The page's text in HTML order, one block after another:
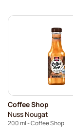
Coffee Shop
Nuss Nougat
200 ml - Coffee Shop